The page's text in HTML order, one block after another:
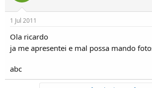
1 Jul 2011
Ola ricardo
ja me apresentei e mal possa mando
abc